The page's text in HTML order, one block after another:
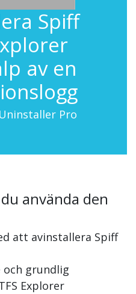
Spiff
av en
Pro
använda den
att avinstallera Spiff
grundlig
Explorer